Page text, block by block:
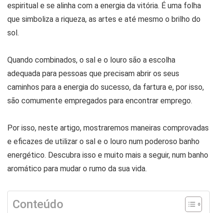
espiritual e se alinha com a energia da vitória. É uma folha
que simboliza a riqueza, as artes e até mesmo o brilho do
sol.
Quando combinados, o sal e o louro são a escolha
adequada para pessoas que precisam abrir os seus
caminhos para a energia do sucesso, da fartura e, por isso,
são comumente empregados para encontrar emprego.
Por isso, neste artigo, mostraremos maneiras comprovadas
e eficazes de utilizar o sal e o louro num poderoso banho
energético. Descubra isso e muito mais a seguir, num banho
aromático para mudar o rumo da sua vida.
Conteúdo